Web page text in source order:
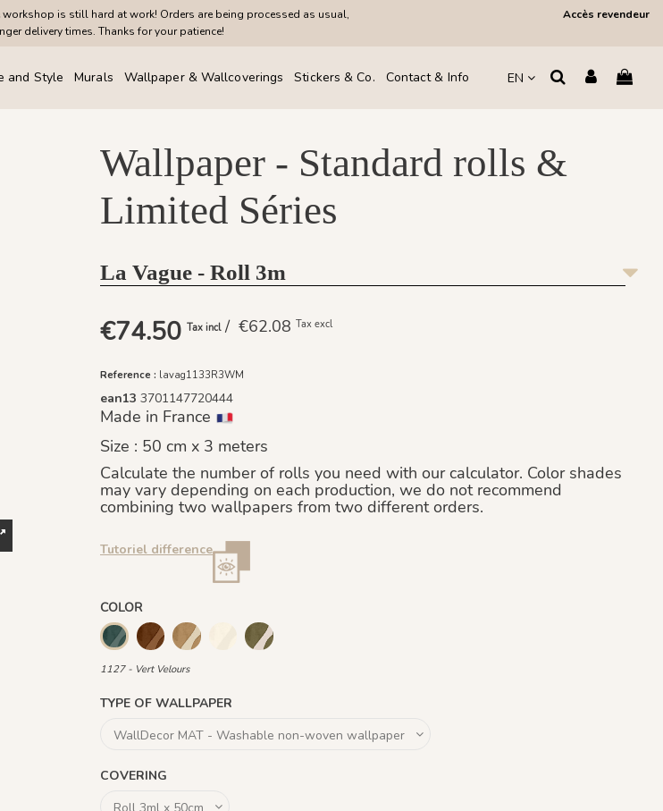
is still hard at work! Orders are being processed as usual,
delivery times. Thanks for your patience!
Accès revendeur
and Style Murals Wallpaper & Wallcoverings Stickers & Co. Contact & Info EN
Wallpaper - Standard rolls &
Limited Séries
La Vague - Roll 3m
€74.50 Tax incl / €62.08 Tax excl
Reference : lavag1133R3WM
ean13 3701147720444
Made in France
Size : 50 cm x 3 meters
Calculate the number of rolls you need with our calculator. Color shades
may vary depending on each production, we do not recommend
combining two wallpapers from two different orders.
Tutoriel difference
COLOR
1127 - Vert Velours
1134 - Terre Cuivrée
1135 - Ocre Ottoman
1136 - Blanc Nacré
1137 - Olive Feutré
1127 - Vert Velours
TYPE OF WALLPAPER
COVERING